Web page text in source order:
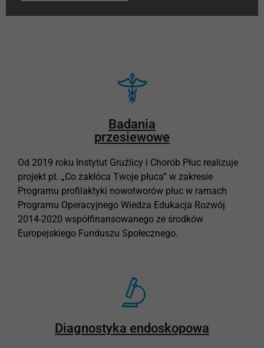
Badania
przesiewowe
Od 2019 roku Instytut Gruźlicy i Chorób Płuc realizuje
projekt pt. „Co zakłóca Twoje płuca” w zakresie
Programu profilaktyki nowotworów płuc w ramach
Programu Operacyjnego Wiedza Edukacja Rozwój
2014-2020 współfinansowanego ze środków
Europejskiego Funduszu Społecznego.
Diagnostyka endoskopowa